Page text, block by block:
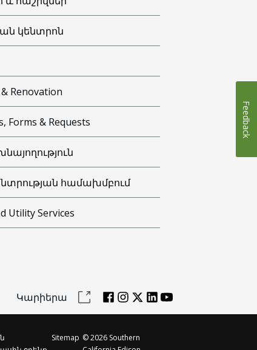
կենտրոն
Renovation
Forms & Requests
համախմբում
Utility Services
Կարիերա
Sitemap ©2026Southern
Feedback